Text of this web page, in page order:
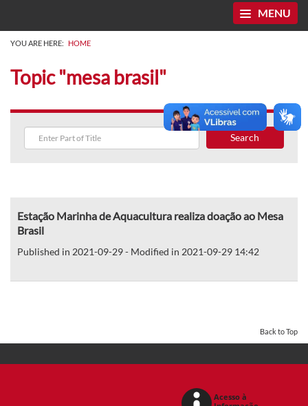
MENU
YOU ARE HERE: HOME
Topic "mesa brasil"
Search
Estação Marinha de Aquacultura realiza doação ao Mesa
Brasil
Published in 2021-09-29 - Modified in 2021-09-29 14:42
Back to Top